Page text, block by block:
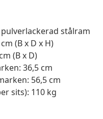
stålram
(B x D x H)
(B x D)
36,5 cm
56,5 cm
sits): 110 kg